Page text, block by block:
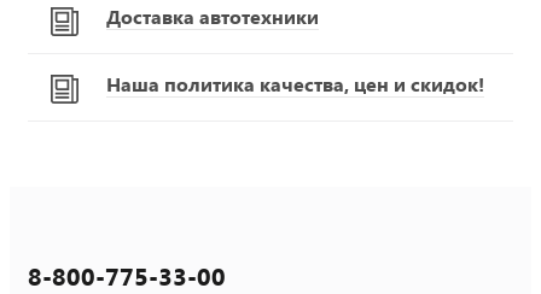
Доставка автотехники
Наша политика качества, цен и скидок!
8-800-775-33-00